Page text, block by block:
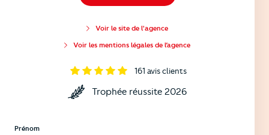
Voir le site de l'agence
Voir les mentions légales de l’agence
161 avis clients
Trophée réussite 2026
Prénom